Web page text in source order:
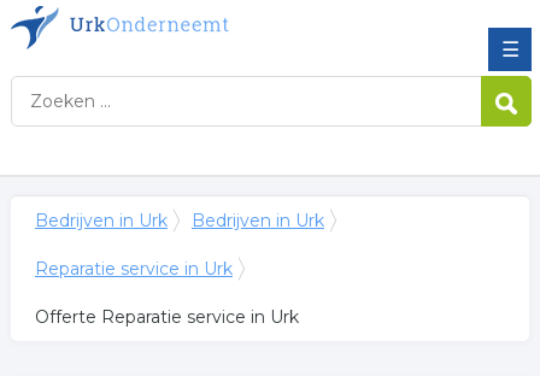
☰
Bedrijven in Urk Bedrijven in Urk
Reparatie service in Urk
Offerte Reparatie service in Urk